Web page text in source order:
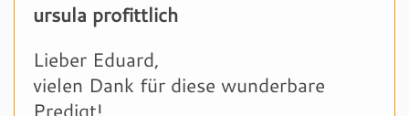
ursula profittlich
Lieber Eduard,
vielen Dank für diese wunderbare
Predigt!